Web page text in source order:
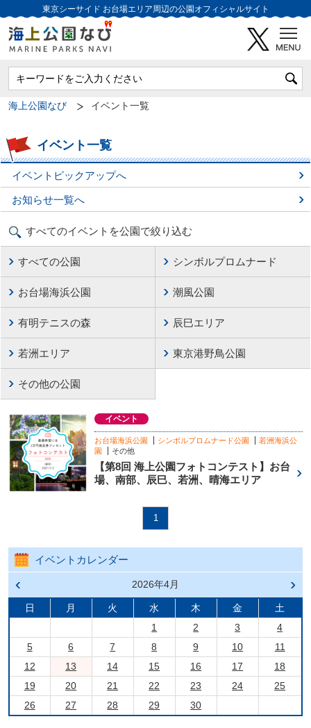
東京シーサイド お台場エリア周辺の公園オフィシャルサイト
海上公園なび イベント一覧
イベント一覧
イベントピックアップへ
お知らせ一覧へ
すべてのイベントを公園で絞り込む
すべての公園 シンボルプロムナード
お台場海浜公園 潮風公園
有明テニスの森 辰巳エリア
若洲エリア 東京港野鳥公園
その他の公園
イベント
お台場海浜公園 シンボルプロムナード公園
若洲海浜公
園
その他
【第8回 海上公園フォトコンテスト】お台
場、南部、辰巳、若洲、晴海エリア
1
イベントカレンダー
前の
戻る
2026年4月
次の
進む
日 月 火 水 木 金
土
1
2 3
4
5
6 7 8 9 10
11
12
13 14 15 16 17
18
19
20 21 22 23 24
25
26
27 28 29 30